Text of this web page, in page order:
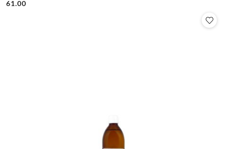
Cena:
61.00